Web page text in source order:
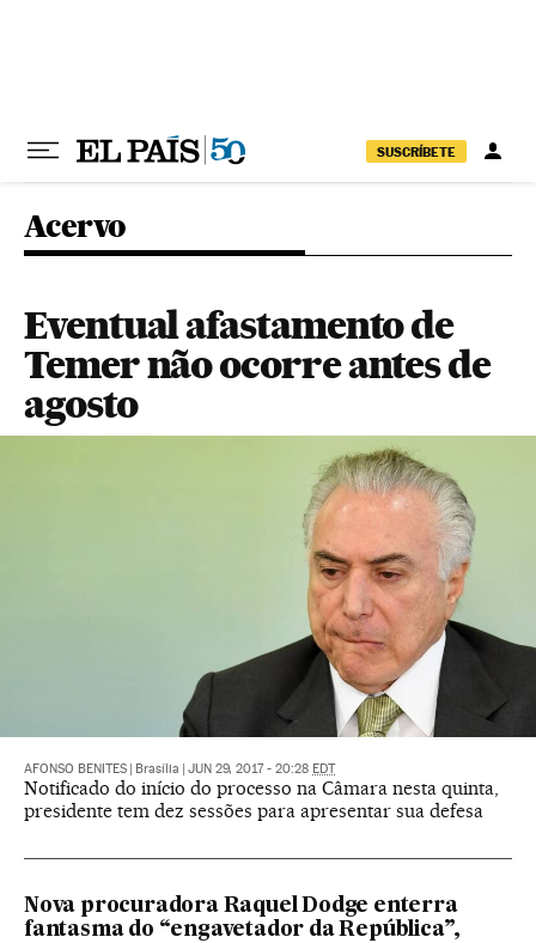
SUSCRÍBETE
Acervo
Eventual afastamento de
Temer não ocorre antes de
agosto
AFONSO BENITES Brasília JUN 29, 2017 - 20:28 EDT
Notificado do início do processo na Câmara nesta quinta,
presidente tem dez sessões para apresentar sua defesa
Nova procuradora Raquel Dodge enterra
fantasma do “engavetador da República”,